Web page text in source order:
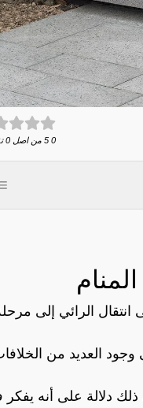
0
5 من اصل 0
انتقال الرائي إلى
وجود العديد من
ذلك دلالة على أنه